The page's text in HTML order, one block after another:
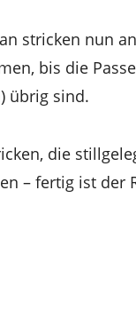
stricken nun
bis die
übrig sind.
die
– fertig ist der